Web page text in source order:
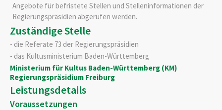
Angebote für befristete Stellen und Stelleninformationen der
Regierungspräsidien abgerufen werden.
Zuständige Stelle
- die Referate 73 der Regierungspräsidien
- das Kultusministerium Baden-Württemberg
Ministerium für Kultus Baden-Württemberg (KM)
Regierungspräsidium Freiburg
Leistungsdetails
Voraussetzungen